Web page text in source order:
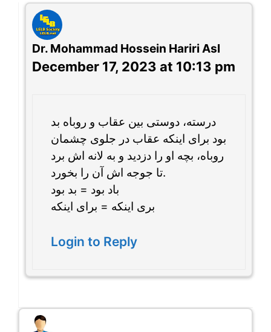
Dr. Mohammad Hossein Hariri Asl
December 17, 2023 at 10:13 pm
درسته، دوستی بین عقاب و روباه بد
بود برای اینکه عقاب در جلوی چشمان
روباه، بچه او را دزدید و به لانه اش برد
تا جوجه اش آن را بخورد.
باد بود = بد بود
بری اینکه = برای اینکه
Login to Reply